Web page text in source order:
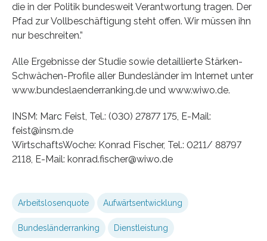
die in der Politik bundesweit Verantwortung tragen. Der
Pfad zur Vollbeschäftigung steht offen. Wir müssen ihn
nur beschreiten.”
Alle Ergebnisse der Studie sowie detaillierte Stärken-
Schwächen-Profile aller Bundesländer im Internet unter
www.bundeslaenderranking.de und www.wiwo.de.
INSM: Marc Feist, Tel.: (030) 27877 175, E-Mail:
feist@insm.de
WirtschaftsWoche: Konrad Fischer, Tel.: 0211/ 88797
2118, E-Mail: konrad.fischer@wiwo.de
Arbeitslosenquote Aufwärtsentwicklung
Bundesländerranking Dienstleistung